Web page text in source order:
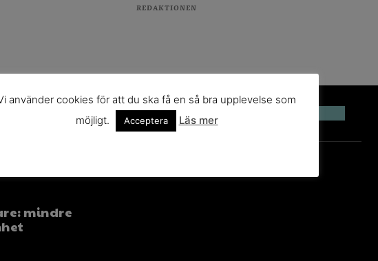
REDAKTIONEN
mindre
använder cookies för att du ska få en så bra upplevelse som
möjligt.
Acceptera Läs mer